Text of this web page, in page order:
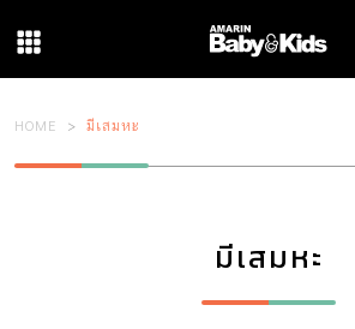
HOME มีเสมหะ
มีเสมหะ